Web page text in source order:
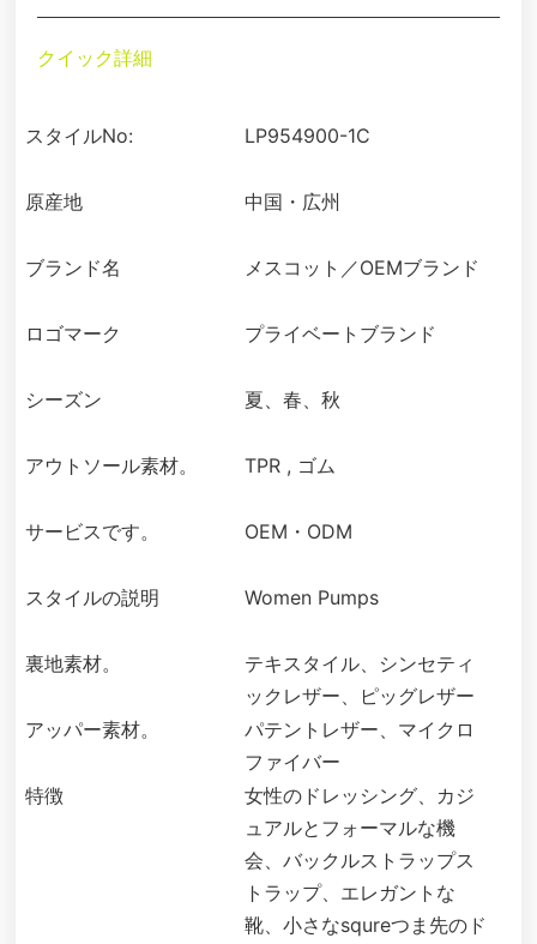
クイック詳細
スタイルNo: LP954900-1C
原産地 中国・広州
ブランド名 メスコット／OEMブランド
ロゴマーク プライベートブランド
シーズン 夏、春、秋
アウトソール素材。 TPR , ゴム
サービスです。 OEM・ODM
スタイルの説明 Women Pumps
裏地素材。
テキスタイル、シンセティ
ックレザー、ピッグレザー
アッパー素材。
パテントレザー、マイクロ
ファイバー
特徴
女性のドレッシング、カジ
ュアルとフォーマルな機
会、バックルストラップス
トラップ、エレガントな
靴、小さなsqureつま先のド